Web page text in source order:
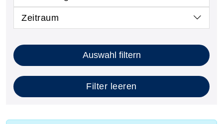
Zeitraum
Auswahl filtern
Filter leeren